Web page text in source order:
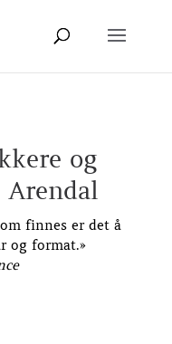
og
finnes er det å
og format.»